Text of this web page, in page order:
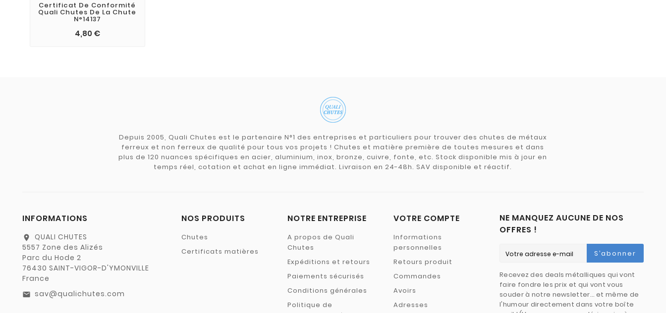
Certificat De Conformité
Quali Chutes De La Chute
N°14137
4,80 €
Depuis 2005, Quali Chutes est le partenaire N°1 des entreprises et particuliers pour trouver des chutes de métaux
ferreux et non ferreux de qualité pour tous vos projets ! Chutes et matière première de toutes mesures et dans
plus de 120 nuances spécifiques en acier, aluminium, inox, bronze, cuivre, fonte, etc. Stock disponible mis à jour en
temps réel, cotation et achat en ligne immédiat. Livraison en 24-48h. SAV disponible et réactif.
INFORMATIONS
location_on
QUALI CHUTES
5557 Zone des Alizés
Parc du Hode 2
76430 SAINT-VIGOR-D'YMONVILLE
France
email sav@qualichutes.com
NOS PRODUITS
Chutes
Certificats matières
NOTRE ENTREPRISE
A propos de Quali
Chutes
Expéditions et retours
Paiements sécurisés
Conditions générales
Politique de
VOTRE COMPTE
Informations
personnelles
Retours produit
Commandes
Avoirs
Adresses
NE MANQUEZ AUCUNE DE NOS
OFFRES !
S’abonner
Recevez des deals métalliques qui vont
faire fondre les prix et qui vont vous
souder à notre newsletter… et même de
l'humour directement dans votre boîte